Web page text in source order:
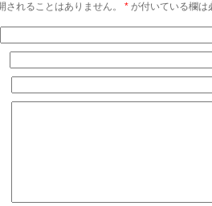
されることはありません。 * が付いている欄は